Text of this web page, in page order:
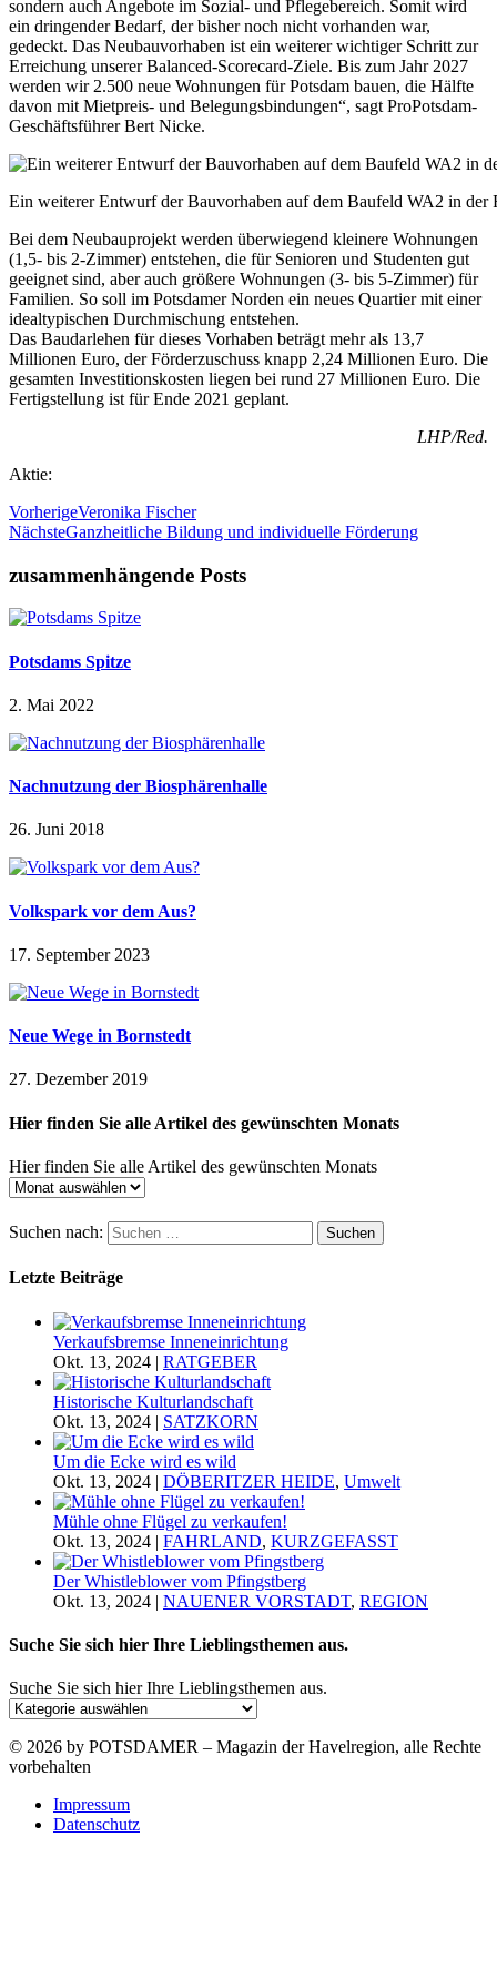
sondern auch Angebote im Sozial- und Pflegebereich. Somit wird
ein dringender Bedarf, der bisher noch nicht vorhanden war,
gedeckt. Das Neubauvorhaben ist ein weiterer wichtiger Schritt zur
Erreichung unserer Balanced-Scorecard-Ziele. Bis zum Jahr 2027
werden wir 2.500 neue Wohnungen für Potsdam bauen, die Hälfte
davon mit Mietpreis- und Belegungsbindungen“, sagt ProPotsdam-
Geschäftsführer Bert Nicke.
Ein weiterer Entwurf der Bauvorhaben auf dem Baufeld WA2 in
Bei dem Neubauprojekt werden überwiegend kleinere Wohnungen
(1,5- bis 2-Zimmer) entstehen, die für Senioren und Studenten gut
geeignet sind, aber auch größere Wohnungen (3- bis 5-Zimmer) für
Familien. So soll im Potsdamer Norden ein neues Quartier mit einer
idealtypischen Durchmischung entstehen.
Das Baudarlehen für dieses Vorhaben beträgt mehr als 13,7
Millionen Euro, der Förderzuschuss knapp 2,24 Millionen Euro. Die
gesamten Investitionskosten liegen bei rund 27 Millionen Euro. Die
Fertigstellung ist für Ende 2021 geplant.
LHP/Red.
Aktie:
VorherigeVeronika Fischer
NächsteGanzheitliche Bildung und individuelle Förderung
zusammenhängende Posts
Potsdams Spitze
2. Mai 2022
Nachnutzung der Biosphärenhalle
26. Juni 2018
Volkspark vor dem Aus?
17. September 2023
Neue Wege in Bornstedt
27. Dezember 2019
Hier finden Sie alle Artikel des gewünschten Monats
Hier finden Sie alle Artikel des gewünschten Monats
Suchen nach:
Letzte Beiträge
Verkaufsbremse Inneneinrichtung
Okt. 13, 2024 | RATGEBER
Historische Kulturlandschaft
Okt. 13, 2024 | SATZKORN
Um die Ecke wird es wild
Okt. 13, 2024 | DÖBERITZER HEIDE, Umwelt
Mühle ohne Flügel zu verkaufen!
Okt. 13, 2024 | FAHRLAND, KURZGEFASST
Der Whistleblower vom Pfingstberg
Okt. 13, 2024 | NAUENER VORSTADT, REGION
Suche Sie sich hier Ihre Lieblingsthemen aus.
Suche Sie sich hier Ihre Lieblingsthemen aus.
© 2026 by POTSDAMER – Magazin der Havelregion, alle Rechte
vorbehalten
Impressum
Datenschutz